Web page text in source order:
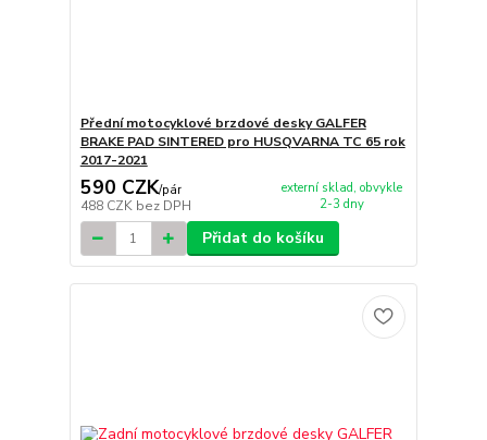
Přední motocyklové brzdové desky GALFER
BRAKE PAD SINTERED pro HUSQVARNA TC 65 rok
2017-2021
590 CZK/pár
488 CZK bez DPH
externí sklad, obvykle
2-3 dny
Přidat do košíku